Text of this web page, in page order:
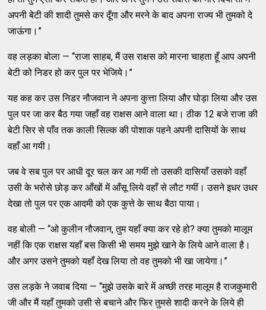
अपनी बेटी की शादी तुमसे कर दूँगा और मरने के बाद अपना राज्य भी तुमको दे
जाऊंगा।”
वह लड़का बोला — “राजा साहब, मैं उस राक्षस को मारना चाहता हूँ आप अपनी
बेटी को निडर हो कर पुल पर भेजिये।”
यह कह कर उस निडर नौजवान ने अपना कुत्ता लिया और घोड़ा लिया और उस
पुल पर जा कर बैठ गया जहाँ वह राक्षस आने वाला था। ठीक 12 बजे राजा की
बेटी सिर से पाँव तक काली सिल्क की पोशाक पहने अपनी दासियों के साथ
वहाँ आ गयी।
जब वे सब पुल पर आधी दूर चल कर आ गयीं तो उसकी दासियाँ उसको वहाँ
उसी के भरोसे छोड़ कर आँखों में आँसू लिये वहाँ से लौट गयीं। उसने इधर उधर
देखा तो पुल पर एक आदमी को एक कुत्ते के साथ बैठा पाया।
वह बोली — “ओ कुलीन नौजवान, तुम यहाँ क्या कर रहे हो? क्या तुमको मालूम
नहीं कि एक राक्षस यहाँ बस किसी भी समय मुझे खाने के लिये आने वाला है।
और अगर उसने तुमको यहाँ देख लिया तो वह तुमको भी खा जायेगा।”
उस लड़के ने जवाब दिया — “मुझे उसके बारे में अच्छी तरह मालूम है राजकुमारी
जी और मैं यहाँ तुमको उसी से बचाने और फिर तुमसे शादी करने के लिये ही